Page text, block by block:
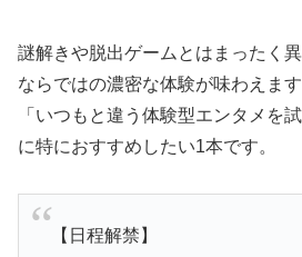
謎解きや脱出ゲームとはまったく
ならではの濃密な体験が味わえます
「いつもと違う体験型エンタメを
に特におすすめしたい1本です。
【日程解禁】